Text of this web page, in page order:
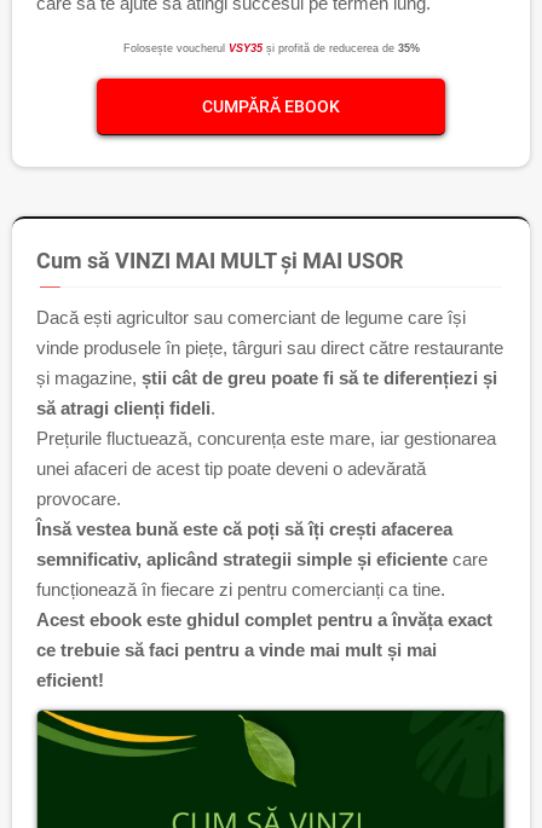
Folosește voucherul VSY35 și profită de reducerea de 35%
CUMPĂRĂ EBOOK
Cum să VINZI MAI MULT și MAI USOR
Dacă ești agricultor sau comerciant de legume care își
vinde produsele în piețe, târguri sau direct către restaurante
și magazine, știi cât de greu poate fi să te diferențiezi și
să atragi clienți fideli.
Prețurile fluctuează, concurența este mare, iar gestionarea
unei afaceri de acest tip poate deveni o adevărată
provocare.
Însă vestea bună este că poți să îți crești afacerea
semnificativ, aplicând strategii simple și eficiente care
funcționează în fiecare zi pentru comercianți ca tine.
Acest ebook este ghidul complet pentru a învăța exact
ce trebuie să faci pentru a vinde mai mult și mai
eficient!